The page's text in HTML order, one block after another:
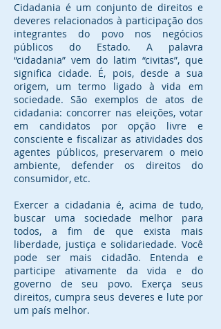
Cidadania é um conjunto de direitos e
deveres relacionados à participação dos
integrantes do povo nos negócios
públicos do Estado. A palavra
“cidadania” vem do latim “civitas”, que
significa cidade. É, pois, desde a sua
origem, um termo ligado à vida em
sociedade. São exemplos de atos de
cidadania: concorrer nas eleições, votar
em candidatos por opção livre e
consciente e fiscalizar as atividades dos
agentes públicos, preservarem o meio
ambiente, defender os direitos do
consumidor, etc.
Exercer a cidadania é, acima de tudo,
buscar uma sociedade melhor para
todos, a fim de que exista mais
liberdade, justiça e solidariedade. Você
pode ser mais cidadão. Entenda e
participe ativamente da vida e do
governo de seu povo. Exerça seus
direitos, cumpra seus deveres e lute por
um país melhor.